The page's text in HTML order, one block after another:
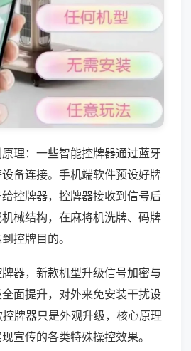
理：一些智能控牌器通过蓝牙
备连接。手机端软件预设好牌
控牌器，控牌器接收到信号后
械结构，在麻将机洗牌、码牌
控牌目的。
器，新款机型升级信号加密与
面提升，对外来免安装干扰设
牌器只是外观升级，核心原理
宣传的各类特殊操控效果。